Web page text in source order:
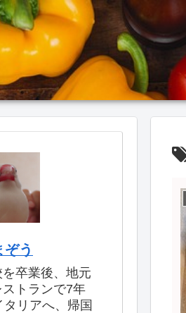
ぞう
卒業後、地元
トランで7年
リアへ、帰国